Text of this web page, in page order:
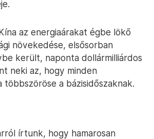
az energiaárakat égbe lökő
növekedése, elsősorban
került, naponta dollármilliárdos
neki az, hogy minden
többszöröse a bázisidőszaknak.
írtunk, hogy hamarosan